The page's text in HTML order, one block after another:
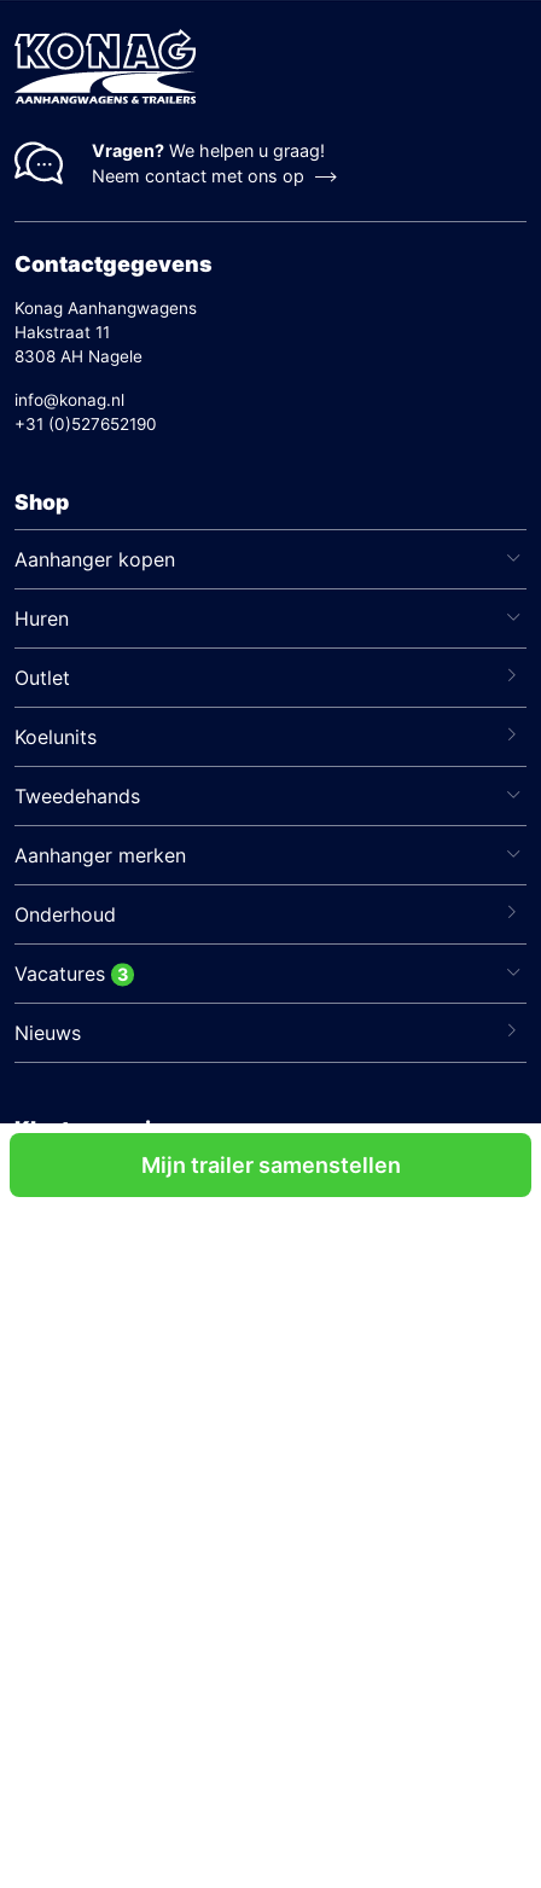
Mijn trailer samenstellen
Vragen? We helpen u graag!
Neem contact met ons op
Contactgegevens
Konag Aanhangwagens
Hakstraat 11
8308 AH Nagele
info@konag.nl
+31 (0)527652190
Shop
Aanhanger kopen
Huren
Outlet
Koelunits
Tweedehands
Aanhanger merken
Onderhoud
Vacatures 3
Nieuws
Klantenservice